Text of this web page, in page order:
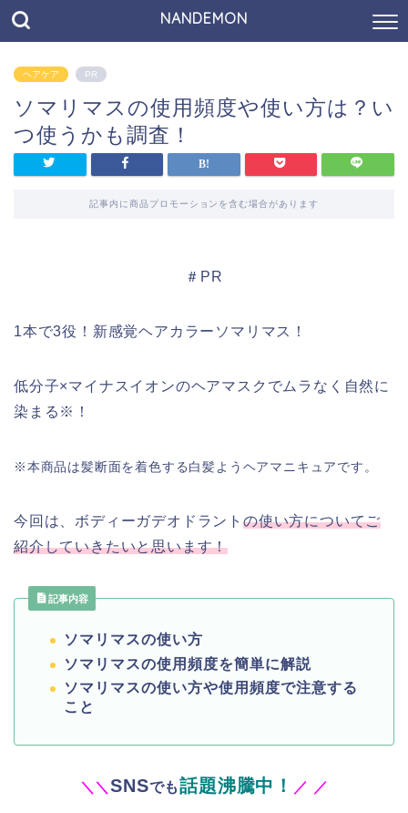
NANDEMON
ヘアケア PR
ソマリマスの使用頻度や使い方は？い
つ使うかも調査！
記事内に商品プロモーションを含む場合があります
＃PR
1本で3役！新感覚ヘアカラーソマリマス！
低分子×マイナスイオンのヘアマスクでムラなく自然に
染まる※！
※本商品は髪断面を着色する白髪ようヘアマニキュアです。
今回は、ボディーガデオドラントの使い方についてご
紹介していきたいと思います！
記事内容
ソマリマスの使い方
ソマリマスの使用頻度を簡単に解説
ソマリマスの使い方や使用頻度で注意する
こと
＼ ＼SNSでも話題沸騰中！ ／ ／